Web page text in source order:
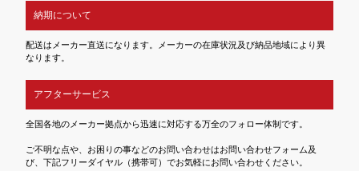
納期について
配送はメーカー直送になります。メーカーの在庫状況及び納品地域により異
なります。
アフターサービス
全国各地のメーカー拠点から迅速に対応する万全のフォロー体制です。
ご不明な点や、お困りの事などのお問い合わせはお問い合わせフォーム及
び、下記フリーダイヤル（携帯可）でお気軽にお問い合わせください。